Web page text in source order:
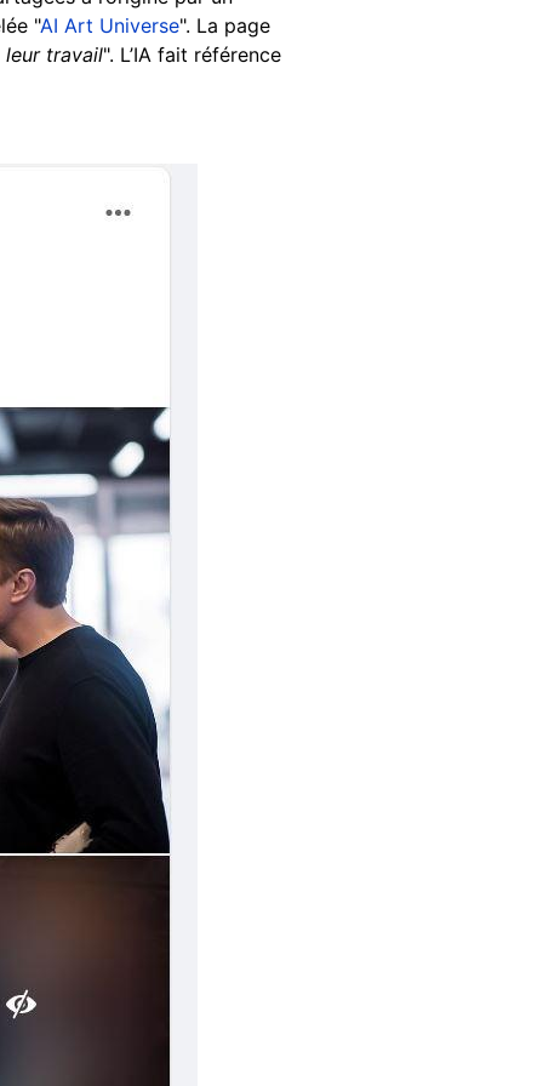
"AI Art Universe". La page
leur travail". L’IA fait référence